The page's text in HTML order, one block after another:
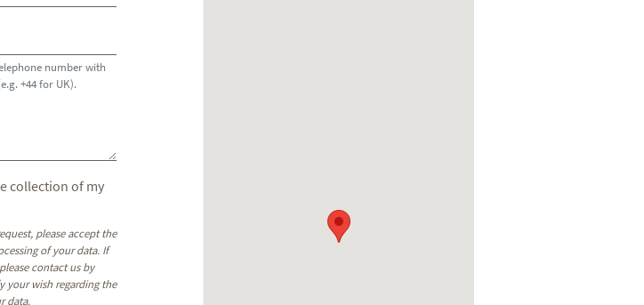
number with
+44 for UK).
collection of my
please accept the
of your data. If
contact us by
your wish regarding the
data.